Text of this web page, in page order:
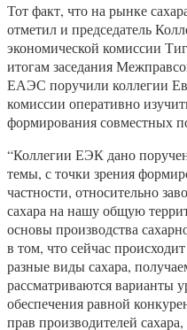
Тот факт, что на рынке
отметил и председатель
экономической комиссии
итогам заседания
ЕАЭС поручили коллегии
комиссии оперативно
формирования совместных
“Коллегии ЕЭК дано
темы, с точки зрения
частности, относительно
сахара на нашу общую
основы производства
в том, что сейчас
разные виды сахара,
рассматриваются варианты
обеспечения равной
прав производителей